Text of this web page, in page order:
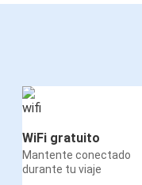
WiFi gratuito
Mantente conectado
durante tu viaje